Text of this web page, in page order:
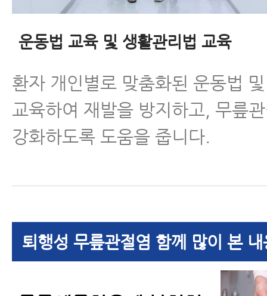
운동법 교육 및 생활관리법 교육
환자 개인별로 맞춤화된 운동법
교육하여 재발을 방지하고, 무릎
강화하도록 도움을 줍니다.
퇴행성 무릎관절염 함께 많이 본 내